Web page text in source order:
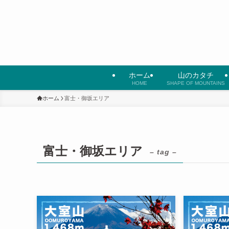
ホーム
HOME
山のカタチ
SHAPE OF MOUNTAINS
ホーム 富士・御坂エリア
富士・御坂エリア – tag –